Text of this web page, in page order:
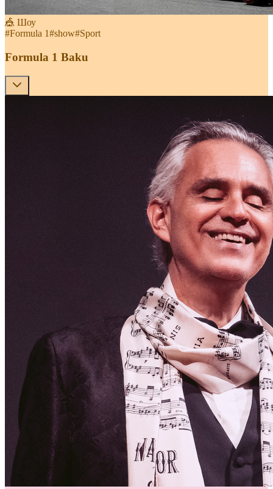
🎪 Шоу
#Formula 1#show#Sport
Formula 1 Baku